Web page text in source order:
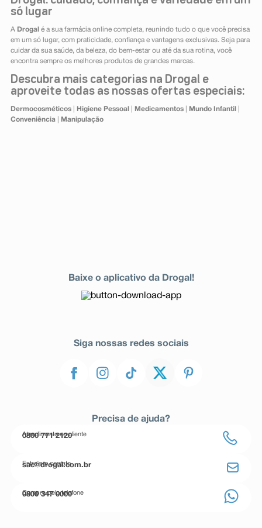
só lugar
A Drogal é a sua farmácia online completa, reunindo tudo o que você precisa
em um só lugar, com praticidade, confiança e vantagens exclusivas. Seja para
cuidar da sua saúde, da beleza, do bem-estar ou até da sua rotina, você
encontra sempre os melhores produtos de grandes marcas.
Descubra mais categorias na Drogal e
aproveite todas as nossas ofertas especiais:
Dermocosméticos| Higiene Pessoal Medicamentos| Mundo Infantil
Conveniência| Manipulação
Baixe o aplicativo da Drogal!
Siga nossas redes sociais
Precisa de ajuda?
Atendimento ao cliente
0800 771 2120
Entre em contato
sac@drogal.com.br
Compre pelo telefone
0800 347 0000